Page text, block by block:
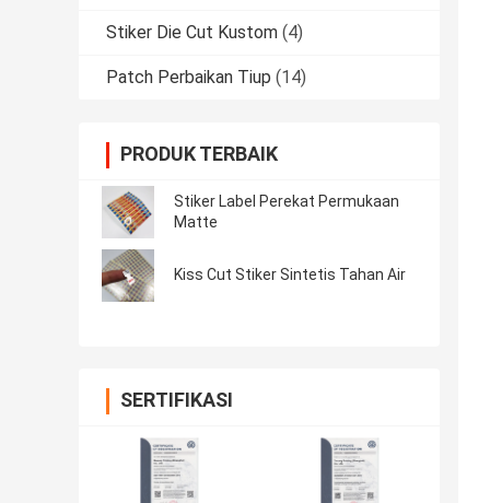
Stiker Die Cut Kustom (4)
Patch Perbaikan Tiup (14)
PRODUK TERBAIK
Stiker Label Perekat Permukaan
Matte
Kiss Cut Stiker Sintetis Tahan Air
SERTIFIKASI